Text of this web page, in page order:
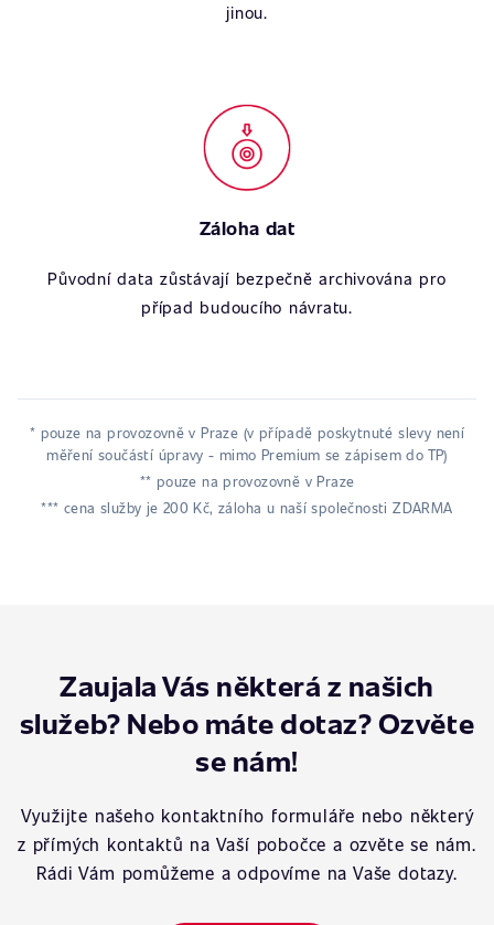
jinou.
Záloha dat
Původní data zůstávají bezpečně archivována pro
případ budoucího návratu.
* pouze na provozovně v Praze (v případě poskytnuté slevy není
měření součástí úpravy - mimo Premium se zápisem do TP)
** pouze na provozovně v Praze
*** cena služby je 200 Kč, záloha u naší společnosti ZDARMA
Zaujala Vás některá z našich
služeb? Nebo máte dotaz? Ozvěte
se nám!
Využijte našeho kontaktního formuláře nebo některý
z přímých kontaktů na Vaší pobočce a ozvěte se nám.
Rádi Vám pomůžeme a odpovíme na Vaše dotazy.